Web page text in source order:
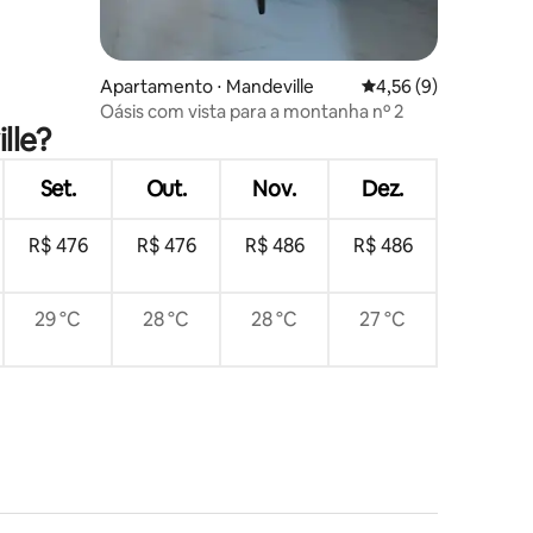
Apartamento ⋅ Mandeville 4,56 de uma
4,56 (9)
Oásis com vista para a montanha nº 2
Set. Out. Nov. Dez.
R$ 476 R$ 476 R$ 486 R$ 486
29 °C 28 °C 28 °C 27 °C